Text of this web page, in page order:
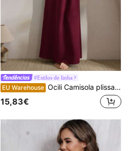
#Estilos de linha
EU Warehouse Ocili Camisola plissada com busto de cor sólida para mulheres, babydoll para temporada de férias
15,83€